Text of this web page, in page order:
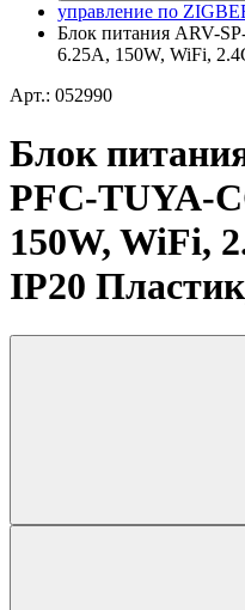
управление по
Блок питания ARV-
6.25A, 150W, WiFi,
Арт.: 052990
Блок
PFC-TUYA-
150W, WiFi,
IP20